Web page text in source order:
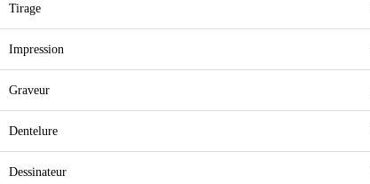
Tirage
Impression
Graveur
Dentelure
Dessinateur